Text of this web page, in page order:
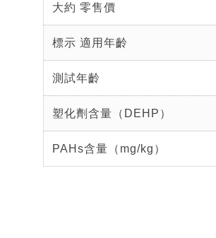
大約 零售價
標示 適用年齡
測試年齡
塑化劑含量（DEHP）
PAHs含量（mg/kg）